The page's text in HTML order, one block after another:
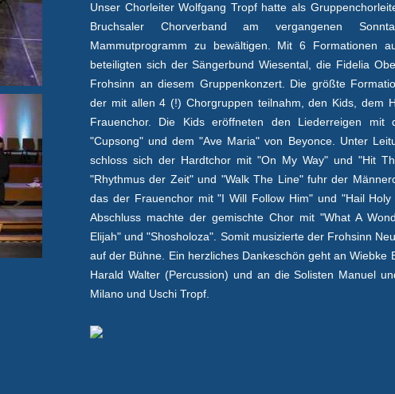
Unser Chorleiter Wolfgang Tropf hatte als
Bruchsaler Chorverband am vergangenen
Mammutprogramm zu bewältigen. Mit 6 Formationen
beteiligten sich der Sängerbund Wiesental, die Fidelia
Frohsinn an diesem Gruppenkonzert. Die größte
der mit allen 4 (!) Chorgruppen teilnahm, den Kids, dem
Frauenchor. Die Kids eröffneten den Liederreigen mit
"Cupsong" und dem "Ave Maria" von Beyonce. Unter
schloss sich der Hardtchor mit "On My Way" und "Hit
"Rhythmus der Zeit" und "Walk The Line" fuhr der
das der Frauenchor mit "I Will Follow Him" und "Hail
Abschluss machte der gemischte Chor mit "What A
Elijah" und "Shosholoza". Somit musizierte der Frohsinn
auf der Bühne. Ein herzliches Dankeschön geht an Wiebke
Harald Walter (Percussion) und an die Solisten Manuel
Milano und Uschi Tropf.